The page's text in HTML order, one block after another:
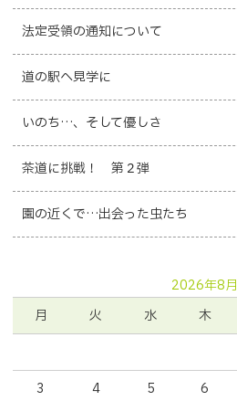
法定受領の通知について
道の駅へ見学に
いのち…、そして優しさ
茶道に挑戦！ 第２弾
園の近くで…出会った虫たち
2026年8月
月
火 水 木
3
4 5 6